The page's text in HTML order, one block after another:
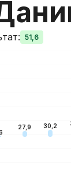
: 51,6
27,9 30,2